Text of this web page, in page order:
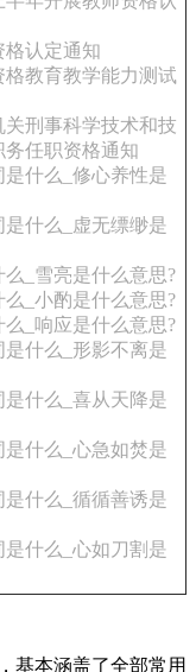
格认定通知
格教育教学能力测试
关刑事科学技术和技
任职资格通知
什么_修心养性是
什么_虚无缥缈是
_雪亮是什么意思?
_小酌是什么意思?
_响应是什么意思?
什么_形影不离是
什么_喜从天降是
什么_心急如焚是
什么_循循善诱是
什么_心如刀割是
基本涵盖了全部常用